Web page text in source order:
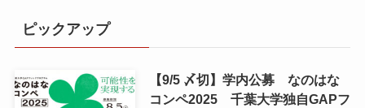
ピックアップ
【9/5 〆切】学内公募 なのはな
コンペ2025 千葉大学独自GAPフ